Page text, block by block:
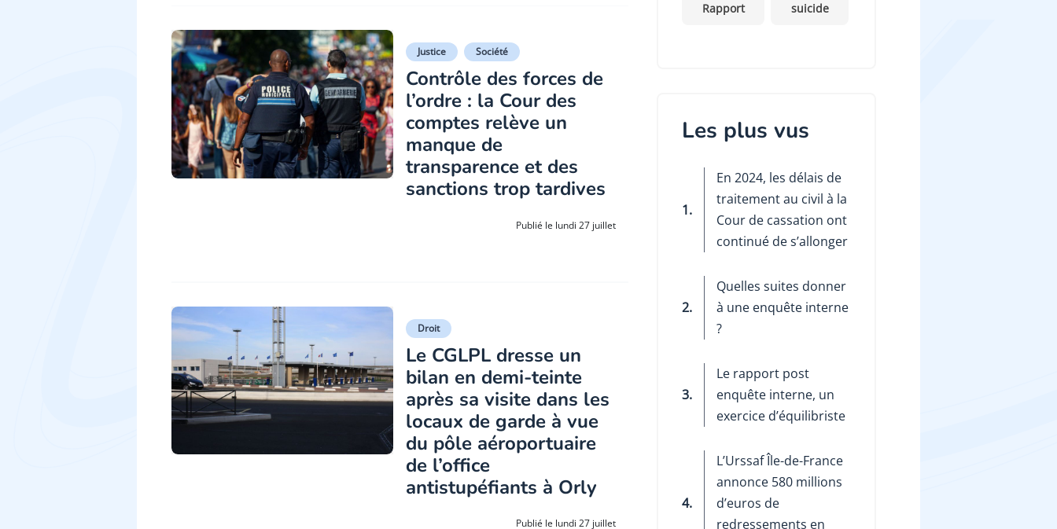
Justice Société
Contrôle des forces de
l’ordre : la Cour des
comptes relève un
manque de
transparence et des
sanctions trop tardives
Publié le lundi 27 juillet
Droit
Le CGLPL dresse un
bilan en demi-teinte
après sa visite dans les
locaux de garde à vue
du pôle aéroportuaire
de l’office
antistupéfiants à Orly
Publié le lundi 27 juillet
Rapport suicide
Les plus vus
1.
En 2024, les délais de
traitement au civil à la
Cour de cassation ont
continué de s’allonger
2.
Quelles suites donner
à une enquête interne
?
3.
Le rapport post
enquête interne, un
exercice d’équilibriste
4.
L’Urssaf Île-de-France
annonce 580 millions
d’euros de
redressements en